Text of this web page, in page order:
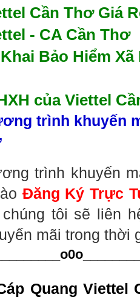
Cần Thơ Giá
- CA Cần Thơ
Bảo Hiểm
của Viettel
trình khuyến
trình khuyến
Đăng Ký Trực
tôi sẽ liên
mãi trong thời
Quang Viettel